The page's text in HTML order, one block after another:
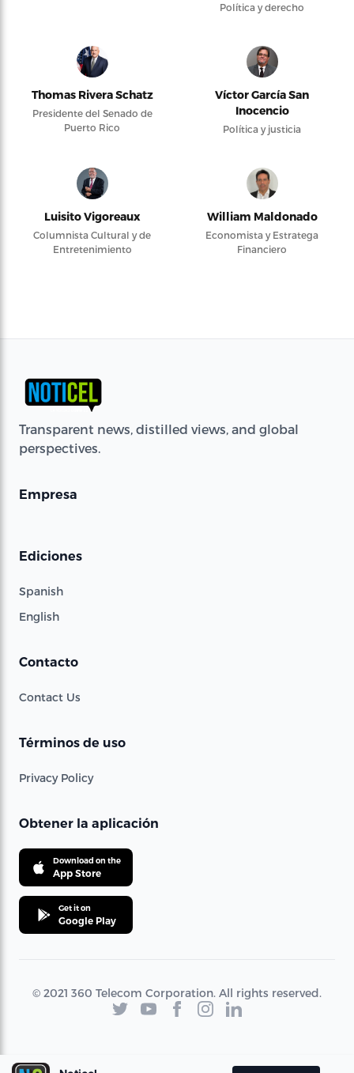
Política y derecho
Thomas Rivera Schatz
Presidente del Senado de
Puerto Rico
Víctor García San
Inocencio
Política y justicia
Luisito Vigoreaux
Columnista Cultural y de
Entretenimiento
William Maldonado
Economista y Estratega
Financiero
Transparent news, distilled views, and global
perspectives.
Empresa
Ediciones
Spanish
English
Contacto
Contact Us
Términos de uso
Privacy Policy
Obtener la aplicación
Download on the
App Store
Get it on
Google Play
© 2021 360 Telecom Corporation. All rights reserved.